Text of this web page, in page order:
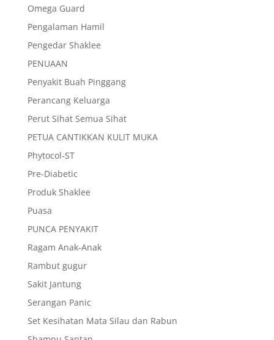
Omega Guard
Pengalaman Hamil
Pengedar Shaklee
PENUAAN
Penyakit Buah Pinggang
Perancang Keluarga
Perut Sihat Semua Sihat
PETUA CANTIKKAN KULIT MUKA
Phytocol-ST
Pre-Diabetic
Produk Shaklee
Puasa
PUNCA PENYAKIT
Ragam Anak-Anak
Rambut gugur
Sakit Jantung
Serangan Panic
Set Kesihatan Mata Silau dan Rabun